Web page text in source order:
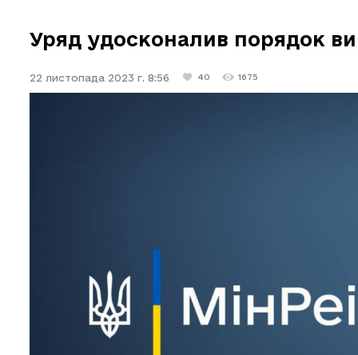
Уряд удосконалив порядок
22 листопада 2023 г. 8:56 40 1675